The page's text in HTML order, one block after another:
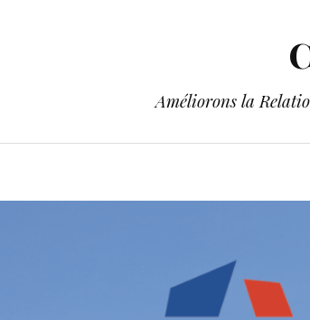
Améliorons la